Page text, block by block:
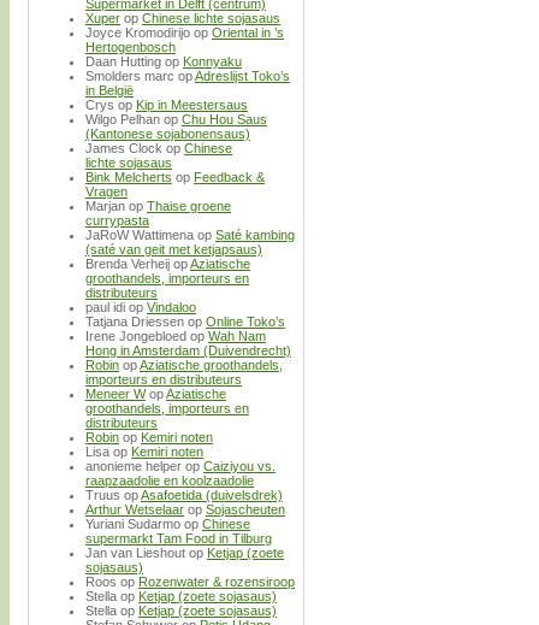
Supermarket in Delft (centrum)
Xuper op Chinese lichte sojasaus
Joyce Kromodirijo op Oriental in ’s
Hertogenbosch
Daan Hutting op Konnyaku
Smolders marc opAdreslijst Toko’s
in België
Crys op Kip in Meestersaus
Wilgo Pelhan op Chu Hou Saus
(Kantonese sojabonensaus)
James Clock op Chinese
lichte sojasaus
Bink Melcherts op Feedback &
Vragen
Marjan op Thaise groene
currypasta
JaRoW Wattimena op Saté kambing
(saté van geit met ketjapsaus)
Brenda Verheij opAziatische
groothandels, importeurs en
distributeurs
paul idi op Vindaloo
Tatjana Driessen op Online Toko’s
Irene Jongebloed op Wah Nam
Hong in Amsterdam (Duivendrecht)
Robin opAziatische groothandels,
importeurs en distributeurs
Meneer WopAziatische
groothandels, importeurs en
distributeurs
Robin op Kemiri noten
Lisa op Kemiri noten
anonieme helper op Caiziyou vs.
raapzaadolie en koolzaadolie
Truus opAsafoetida (duivelsdrek)
Arthur Wetselaar op Sojascheuten
Yuriani Sudarmo op Chinese
supermarkt Tam Food in Tilburg
Jan van Lieshout op Ketjap (zoete
sojasaus)
Roos op Rozenwater & rozensiroop
Stella op Ketjap (zoete sojasaus)
Stella op Ketjap (zoete sojasaus)